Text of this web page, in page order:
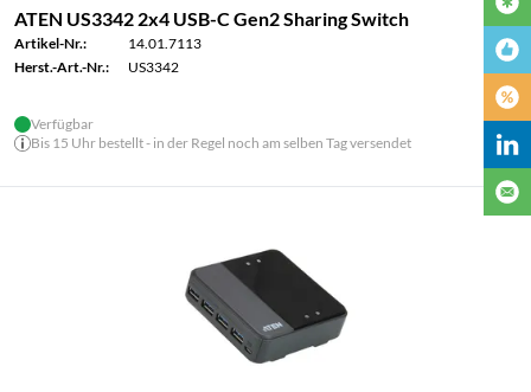
ATEN US3342 2x4 USB-C Gen2 Sharing Switch
Artikel-Nr.:
14.01.7113
Herst.-Art.-Nr.:
US3342
Verfügbar
Bis 15 Uhr bestellt - in der Regel noch am selben Tag versendet